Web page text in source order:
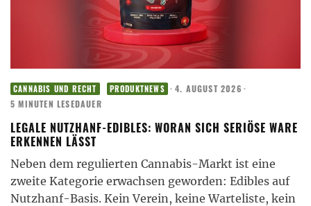
CANNABIS UND RECHT PRODUKTNEWS · 4. AUGUST 2026 ·
5 MINUTEN LESEDAUER
LEGALE NUTZHANF-EDIBLES: WORAN SICH SERIÖSE WARE
ERKENNEN LÄSST
Neben dem regulierten Cannabis-Markt ist eine
zweite Kategorie erwachsen geworden: Edibles auf
Nutzhanf-Basis. Kein Verein, keine Warteliste, kein